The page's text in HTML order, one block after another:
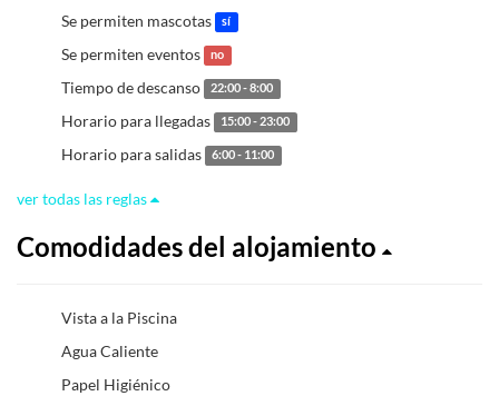
Se permiten mascotas sí
Se permiten eventos no
Tiempo de descanso 22:00 - 8:00
Horario para llegadas 15:00 - 23:00
Horario para salidas 6:00 - 11:00
ver todas las reglas
Comodidades del alojamiento
Vista a la Piscina
Agua Caliente
Papel Higiénico